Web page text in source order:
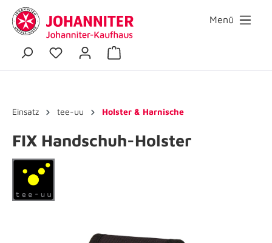
Menü
Einsatz tee-uu Holster & Harnische
FIX Handschuh-Holster